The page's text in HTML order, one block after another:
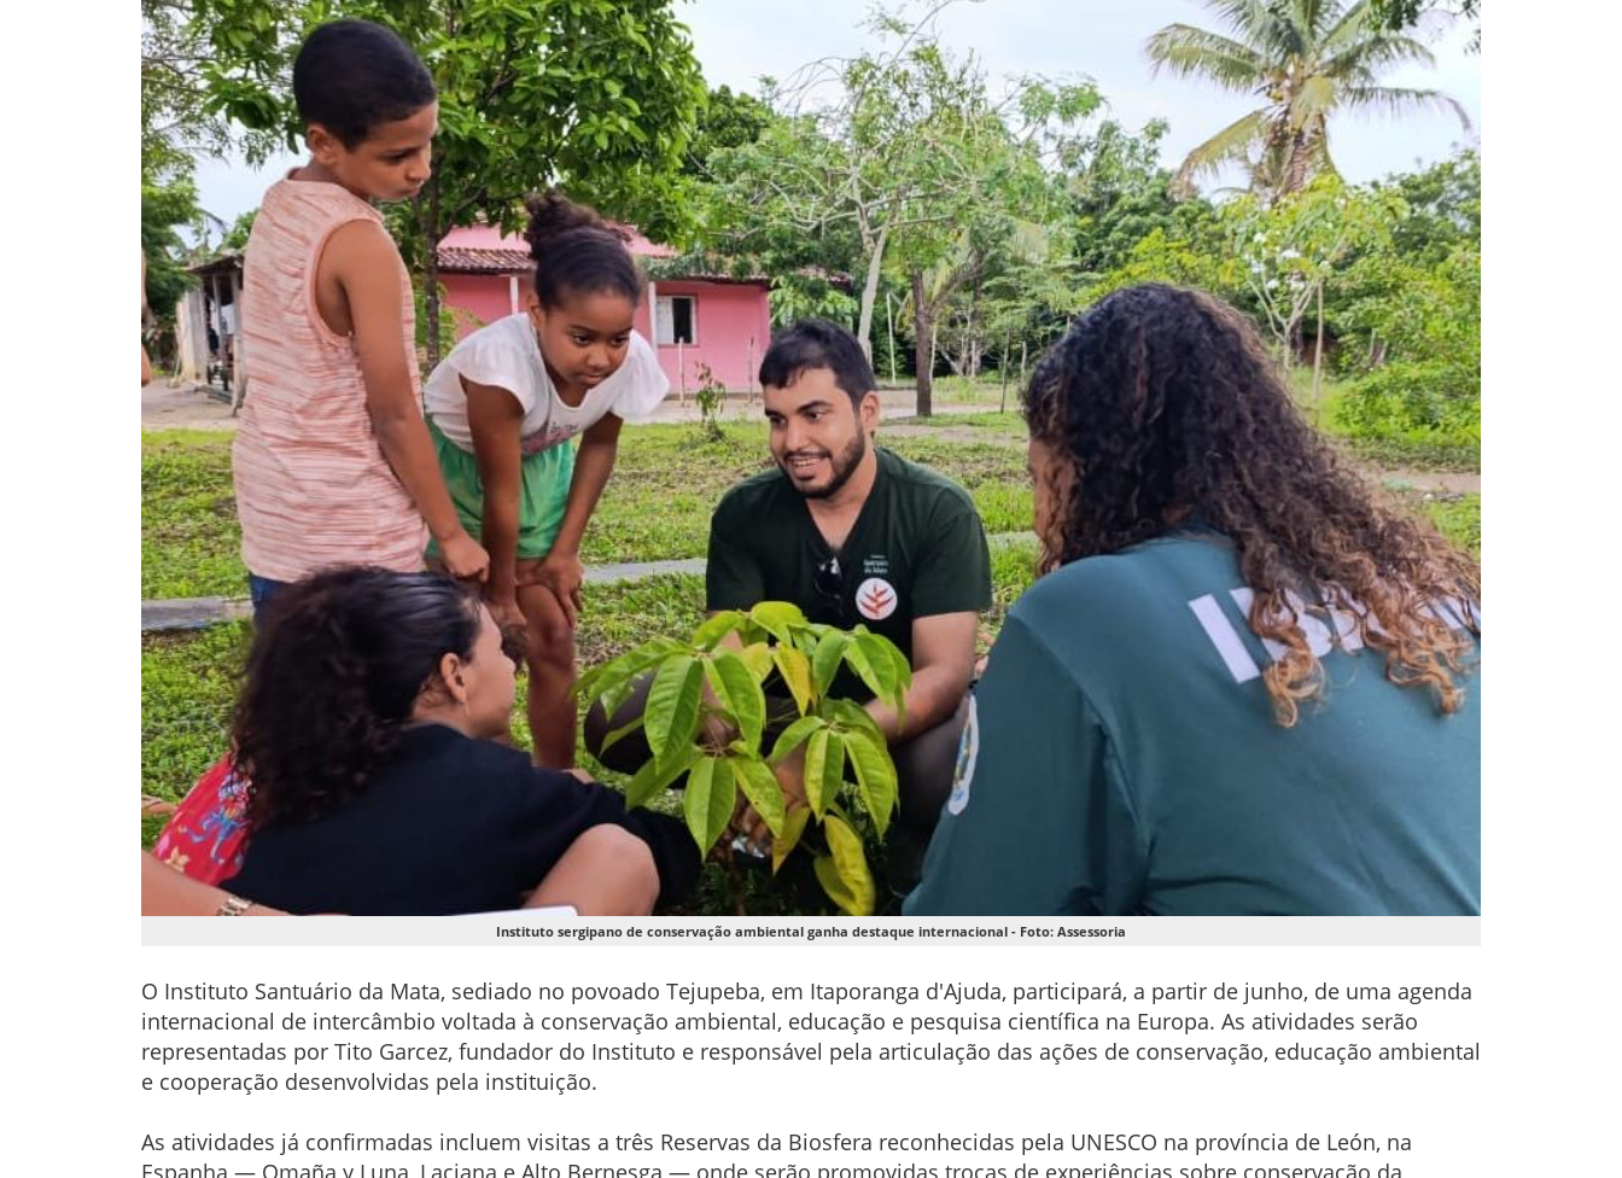
Instituto sergipano de conservação ambiental ganha destaque internacional - Foto: Assessoria
O Instituto Santuário da Mata, sediado no povoado Tejupeba, em Itaporanga d'Ajuda, participará, a partir de junho, de uma agenda
internacional de intercâmbio voltada à conservação ambiental, educação e pesquisa científica na Europa. As atividades serão
representadas por Tito Garcez, fundador do Instituto e responsável pela articulação das ações de conservação, educação ambiental
e cooperação desenvolvidas pela instituição.
As atividades já confirmadas incluem visitas a três Reservas da Biosfera reconhecidas pela UNESCO na província de León, na
Espanha — Omaña y Luna, Laciana e Alto Bernesga — onde serão promovidas trocas de experiências sobre conservação da